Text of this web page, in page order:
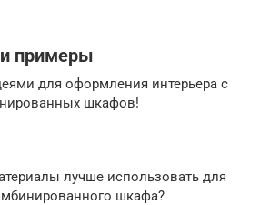
примеры
для оформления интерьера с
шкафов!
лучше использовать для
шкафа?